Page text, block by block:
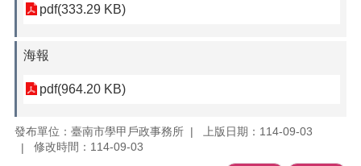
pdf(333.29 KB)
海報
pdf(964.20 KB)
發布單位：臺南市學甲戶政事務所
上版日期：114-09-03
修改時間：114-09-03